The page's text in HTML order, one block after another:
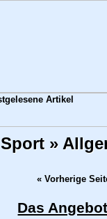
Sport »
« Vorherige
Das